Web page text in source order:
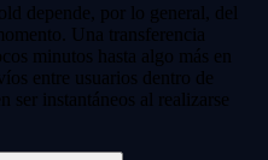
depende, por lo general, del
Una transferencia
minutos hasta algo más en
entre usuarios dentro de
ser instantáneos al realizarse